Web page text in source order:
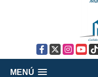
Facebook
X Instagram
MENÚ